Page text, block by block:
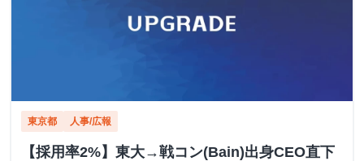
東京都 人事/広報
【採用率2%】東大→戦コン(Bain)出身CEO直下